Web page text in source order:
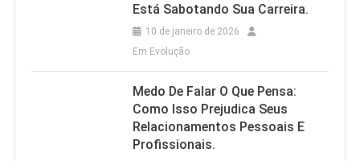
Está Sabotando Sua Carreira.
10 de janeiro de 2026
Em Evolução
Medo De Falar O Que Pensa:
Como Isso Prejudica Seus
Relacionamentos Pessoais E
Profissionais.